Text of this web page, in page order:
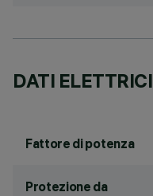
DATI ELETTRICI
Fattore di potenza
Protezione da